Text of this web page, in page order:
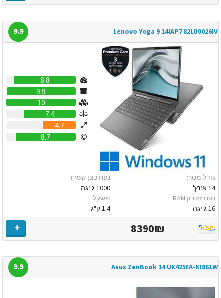
Lenovo Yoga 9 14IAP7 82LU0026IV
9.9
8.8
9.9
10
7.4
4.7
8.7
גודל מסך:
14 אינץ'
נפח זיכרון RAM:
16 ג'יגה
נפח כונן קשיח:
1000 ג'יגה
משקל:
1.4 ק"ג
8390₪
Asus ZenBook 14 UX425EA-KI861W
9.9